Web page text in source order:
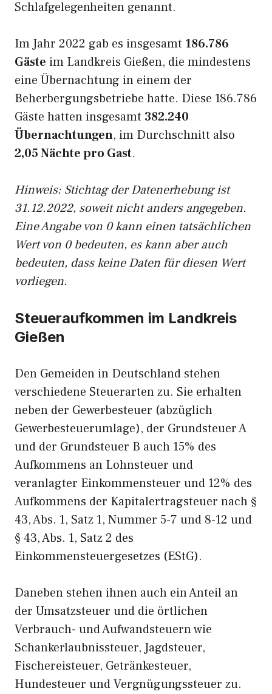
Schlafgelegenheiten genannt.
Im Jahr 2022 gab es insgesamt 186.786
Gäste im Landkreis Gießen, die mindestens
eine Übernachtung in einem der
Beherbergungsbetriebe hatte. Diese 186.786
Gäste hatten insgesamt 382.240
Übernachtungen, im Durchschnitt also
2,05 Nächte pro Gast.
Hinweis: Stichtag der Datenerhebung ist
31.12.2022, soweit nicht anders angegeben.
Eine Angabe von 0 kann einen tatsächlichen
Wert von 0 bedeuten, es kann aber auch
bedeuten, dass keine Daten für diesen Wert
vorliegen.
Steueraufkommen im Landkreis
Gießen
Den Gemeiden in Deutschland stehen
verschiedene Steuerarten zu. Sie erhalten
neben der Gewerbesteuer (abzüglich
Gewerbesteuerumlage), der Grundsteuer A
und der Grundsteuer B auch 15% des
Aufkommens an Lohnsteuer und
veranlagter Einkommensteuer und 12% des
Aufkommens der Kapitalertragsteuer nach §
43, Abs. 1, Satz 1, Nummer 5-7 und 8-12 und
§ 43, Abs. 1, Satz 2 des
Einkommensteuergesetzes (EStG).
Daneben stehen ihnen auch ein Anteil an
der Umsatzsteuer und die örtlichen
Verbrauch- und Aufwandsteuern wie
Schankerlaubnissteuer, Jagdsteuer,
Fischereisteuer, Getränkesteuer,
Hundesteuer und Vergnügungssteuer zu.